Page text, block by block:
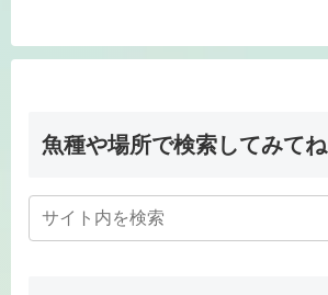
魚種や場所で検索してみてね